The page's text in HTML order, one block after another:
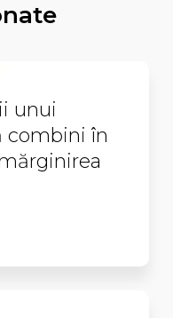
unui
combini în